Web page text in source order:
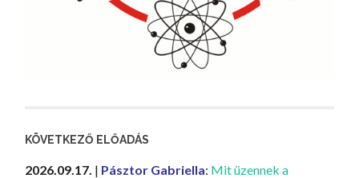
KÖVETKEZŐ ELŐADÁS
2026.09.17. | Pásztor Gabriella: Mit üzennek a